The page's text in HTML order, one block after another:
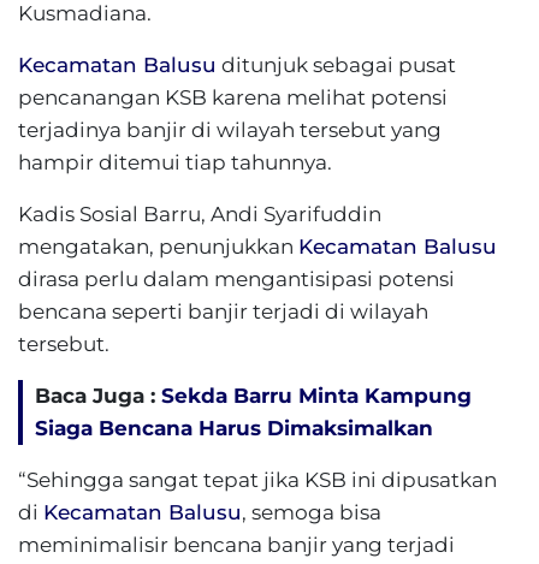
Kusmadiana.
Kecamatan Balusu ditunjuk sebagai pusat
pencanangan KSB karena melihat potensi
terjadinya banjir di wilayah tersebut yang
hampir ditemui tiap tahunnya.
Kadis Sosial Barru, Andi Syarifuddin
mengatakan, penunjukkan Kecamatan Balusu
dirasa perlu dalam mengantisipasi potensi
bencana seperti banjir terjadi di wilayah
tersebut.
Baca Juga : Sekda Barru Minta Kampung
Siaga Bencana Harus Dimaksimalkan
“Sehingga sangat tepat jika KSB ini dipusatkan
di Kecamatan Balusu, semoga bisa
meminimalisir bencana banjir yang terjadi